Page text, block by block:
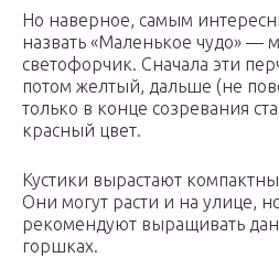
Но наверное, самым
назвать «Маленькое чудо» —
светофорчик. Сначала эти
потом желтый, дальше (не
только в конце созревания
красный цвет.
Кустики вырастают
Они могут расти и на улице,
рекомендуют выращивать
горшках.